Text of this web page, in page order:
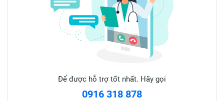
Để được hỗ trợ tốt nhất. Hãy gọi
0916 318 878